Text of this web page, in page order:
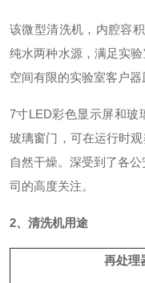
该微型清洗机，内腔容
纯水两种水源，满足实
空间有限的实验室客户器
7寸LED彩色显示屏和玻
玻璃窗门，可在运行时
自然干燥。深受到了各
司的高度关注。
2、清洗机用途
再处理